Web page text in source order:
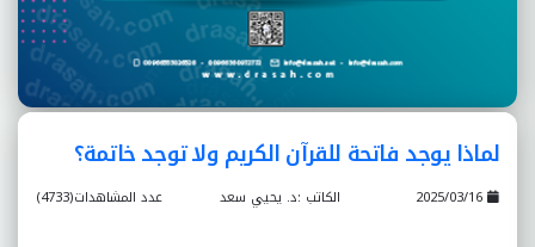
لماذا يوجد فاتحة للقرآن الكريم ولا توجد خاتمة؟
عدد المشاهدات(4733) الكاتب :د. يحيي سعد